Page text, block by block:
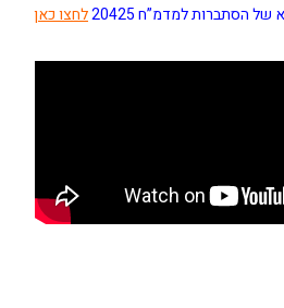
הסתברות למדמ”ח 20425 לחצו כאן